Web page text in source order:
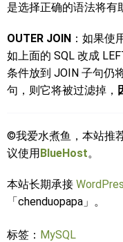
是选择正确的语法将有
OUTER JOIN ：如果使
如上面的 SQL 改成
条件放到 JOIN 子句仍
句，则它将被过滤掉，
©我爱水煮鱼，本站推
议使用BlueHost。
本站长期承接
「chenduopapa」。
标签： MySQL